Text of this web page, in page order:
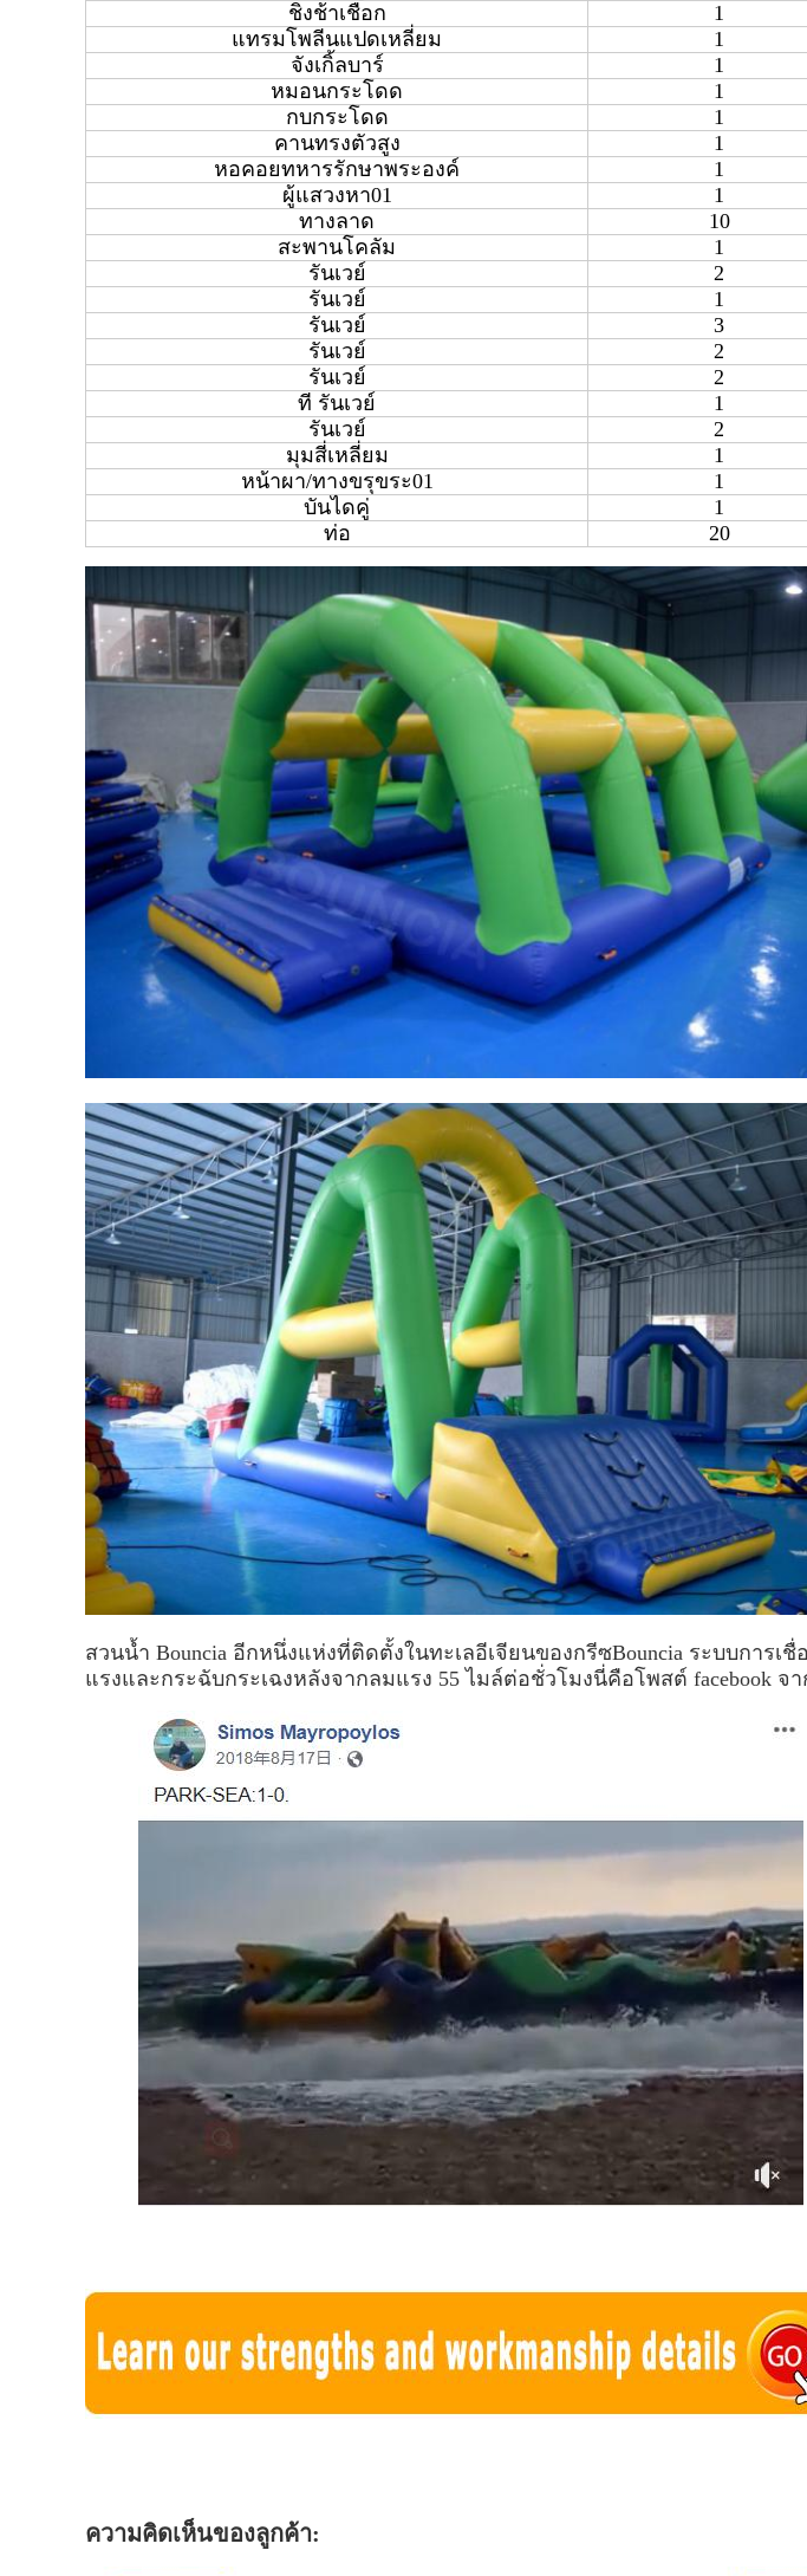
ชิงช้าเชือก
1
แทรมโพลีนแปดเหลี่ยม
1
จังเกิ้ลบาร์
1
หมอนกระโดด
1
กบกระโดด
1
คานทรงตัวสูง
1
หอคอยทหารรักษาพระองค์
1
ผู้แสวงหา01
1
ทางลาด
10
สะพานโคลัม
1
รันเวย์
2
รันเวย์
1
รันเวย์
3
รันเวย์
2
รันเวย์
2
ที รันเวย์
1
รันเวย์
2
มุมสี่เหลี่ยม
1
หน้าผา/ทางขรุขระ01
1
บันไดคู่
1
ท่อ
20
สวนน้ำ Bouncia อีกหนึ่งแห่งที่ติดตั้งในทะเลอีเจียนของกรีซBouncia ระบบกา
แรงและกระฉับกระเฉงหลังจากลมแรง 55 ไมล์ต่อชั่วโมงนี่คือโพสต์ facebook จ
ความคิดเห็นของลูกค้า: